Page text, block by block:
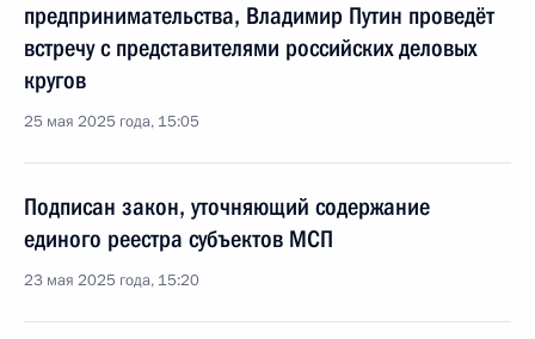
предпринимательства, Владимир Путин проведёт
встречу с представителями российских деловых
кругов
25 мая 2025 года, 15:05
Подписан закон, уточняющий содержание
единого реестра субъектов МСП
23 мая 2025 года, 15:20